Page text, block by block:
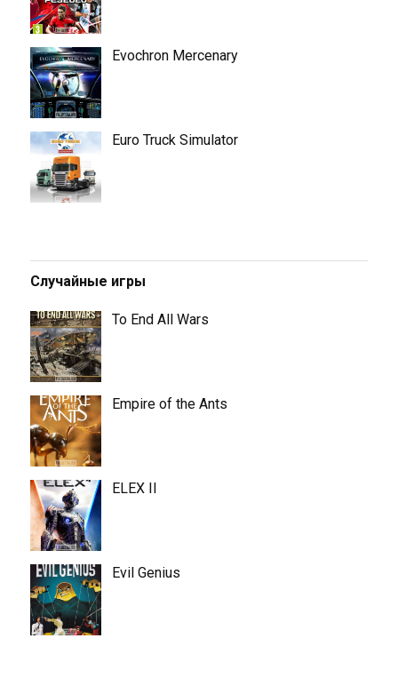
Evochron Mercenary
Euro Truck Simulator
Случайные игры
To End All Wars
Empire of the Ants
ELEX II
Evil Genius